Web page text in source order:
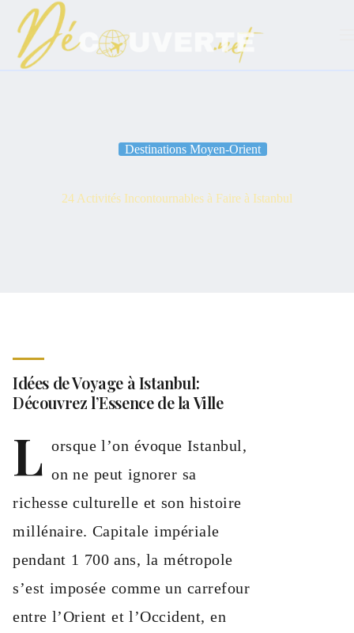
contenu
Destinations Moyen-Orient
24 Activités Incontournables à Faire à Istanbul
Idées de Voyage à Istanbul:
Découvrez l’Essence de la Ville
L orsque l’on évoque Istanbul,
on ne peut ignorer sa
richesse culturelle et son histoire
millénaire. Capitale impériale
pendant 1 700 ans, la métropole
s’est imposée comme un carrefour
entre l’Orient et l’Occident, en